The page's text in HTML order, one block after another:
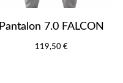
Pantalon 7.0 FALCON
119,50 €